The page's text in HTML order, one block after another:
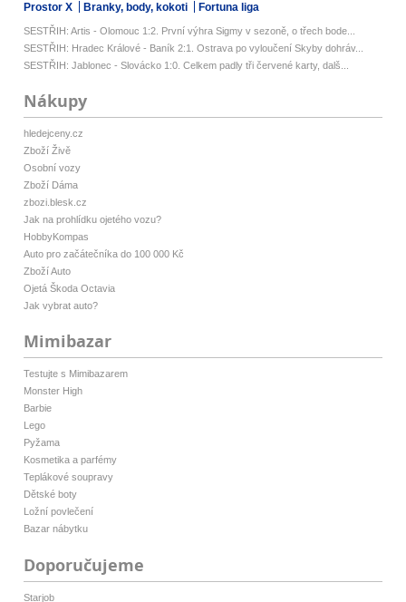
Prostor X Branky, body, kokoti Fortuna liga
SESTŘIH: Artis - Olomouc 1:2. První výhra Sigmy v sezoně, o třech bode...
SESTŘIH: Hradec Králové - Baník 2:1. Ostrava po vyloučení Skyby dohráv...
SESTŘIH: Jablonec - Slovácko 1:0. Celkem padly tři červené karty, dalš...
Nákupy
hledejceny.cz
Zboží Živě
Osobní vozy
Zboží Dáma
zbozi.blesk.cz
Jak na prohlídku ojetého vozu?
HobbyKompas
Auto pro začátečníka do 100 000 Kč
Zboží Auto
Ojetá Škoda Octavia
Jak vybrat auto?
Mimibazar
Testujte s Mimibazarem
Monster High
Barbie
Lego
Pyžama
Kosmetika a parfémy
Teplákové soupravy
Dětské boty
Ložní povlečení
Bazar nábytku
Doporučujeme
Starjob